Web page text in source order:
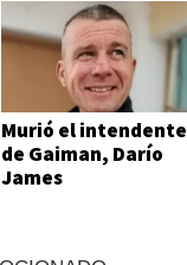
Murió el intendente
de Gaiman, Darío
James